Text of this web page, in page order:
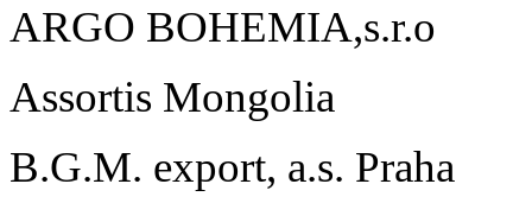
ARGO BOHEMIA,s.r.o
Assortis Mongolia
B.G.M. export, a.s. Praha